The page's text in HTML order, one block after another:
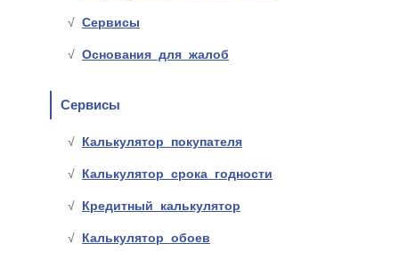
Сервисы
Основания для жалоб
Сервисы
Калькулятор покупателя
Калькулятор срока годности
Кредитный калькулятор
Калькулятор обоев